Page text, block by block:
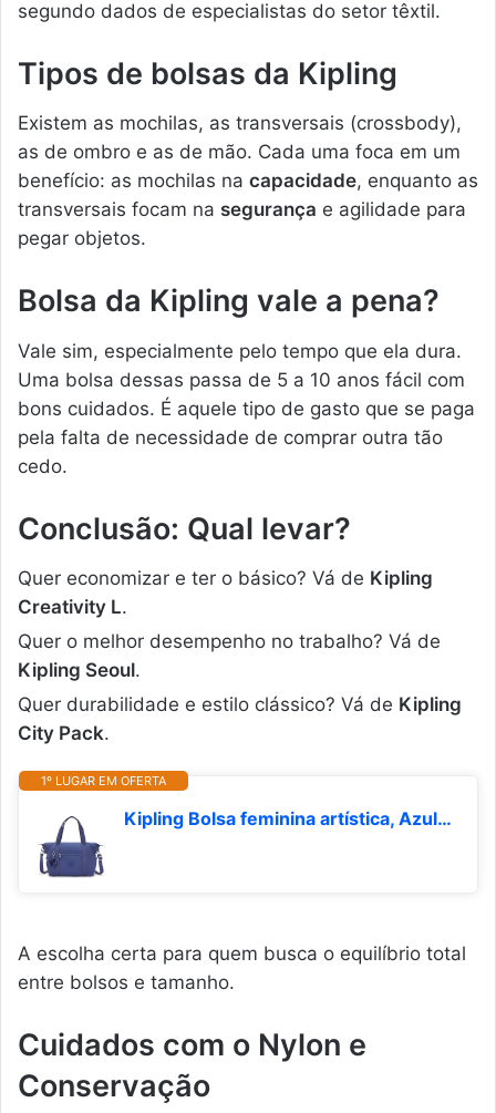
segundo dados de especialistas do setor têxtil.
Tipos de bolsas da Kipling
Existem as mochilas, as transversais (crossbody),
as de ombro e as de mão. Cada uma foca em um
benefício: as mochilas na capacidade, enquanto as
transversais focam na segurança e agilidade para
pegar objetos.
Bolsa da Kipling vale a pena?
Vale sim, especialmente pelo tempo que ela dura.
Uma bolsa dessas passa de 5 a 10 anos fácil com
bons cuidados. É aquele tipo de gasto que se paga
pela falta de necessidade de comprar outra tão
cedo.
Conclusão: Qual levar?
Quer economizar e ter o básico? Vá de Kipling
Creativity L.
Quer o melhor desempenho no trabalho? Vá de
Kipling Seoul.
Quer durabilidade e estilo clássico? Vá de Kipling
City Pack.
1º LUGAR EM OFERTA
Kipling Bolsa feminina artística, Azul oceano, 7.75''L x 10.75''H x 17.25''D, Kipling Bolsa feminina artística
A escolha certa para quem busca o equilíbrio total
entre bolsos e tamanho.
Cuidados com o Nylon e
Conservação